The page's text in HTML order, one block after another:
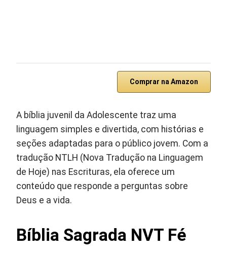
Comprar na Amazon
A bíblia juvenil da Adolescente traz uma
linguagem simples e divertida, com histórias e
seções adaptadas para o público jovem. Com a
tradução NTLH (Nova Tradução na Linguagem
de Hoje) nas Escrituras, ela oferece um
conteúdo que responde a perguntas sobre
Deus e a vida.
Bíblia Sagrada NVT Fé